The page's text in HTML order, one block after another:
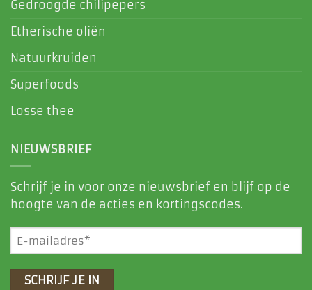
Gedroogde chilipepers
Etherische oliën
Natuurkruiden
Superfoods
Losse thee
NIEUWSBRIEF
Schrijf je in voor onze nieuwsbrief en blijf op de
hoogte van de acties en kortingscodes.
E-
mailadres
(Vereist)